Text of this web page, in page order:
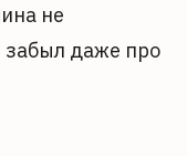
не
забыл даже про